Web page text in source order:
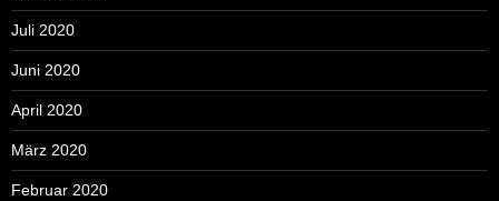
Juli 2020
Juni 2020
April 2020
März 2020
Februar 2020